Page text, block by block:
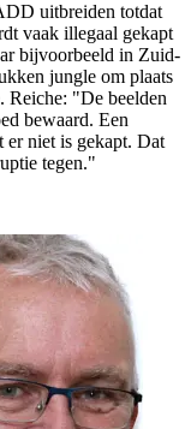
uitbreiden totdat
vaak illegaal gekapt
bijvoorbeeld in Zuid-
jungle om plaats
Reiche: "De beelden
bewaard. Een
er niet is gekapt. Dat
tegen."